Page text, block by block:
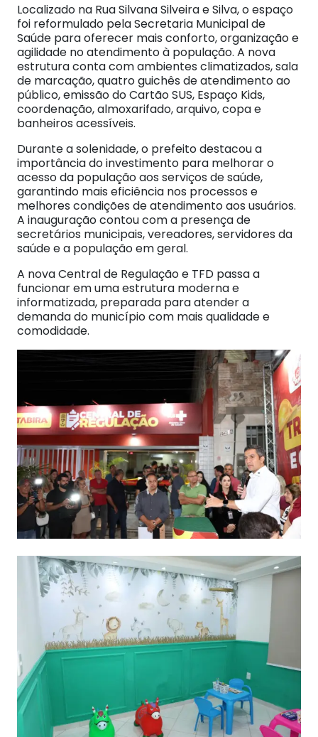
Localizado na Rua Silvana Silveira e Silva, o espaço
foi reformulado pela Secretaria Municipal de
Saúde para oferecer mais conforto, organização e
agilidade no atendimento à população. A nova
estrutura conta com ambientes climatizados, sala
de marcação, quatro guichês de atendimento ao
público, emissão do Cartão SUS, Espaço Kids,
coordenação, almoxarifado, arquivo, copa e
banheiros acessíveis.
Durante a solenidade, o prefeito destacou a
importância do investimento para melhorar o
acesso da população aos serviços de saúde,
garantindo mais eficiência nos processos e
melhores condições de atendimento aos usuários.
A inauguração contou com a presença de
secretários municipais, vereadores, servidores da
saúde e a população em geral.
A nova Central de Regulação e TFD passa a
funcionar em uma estrutura moderna e
informatizada, preparada para atender a
demanda do município com mais qualidade e
comodidade.